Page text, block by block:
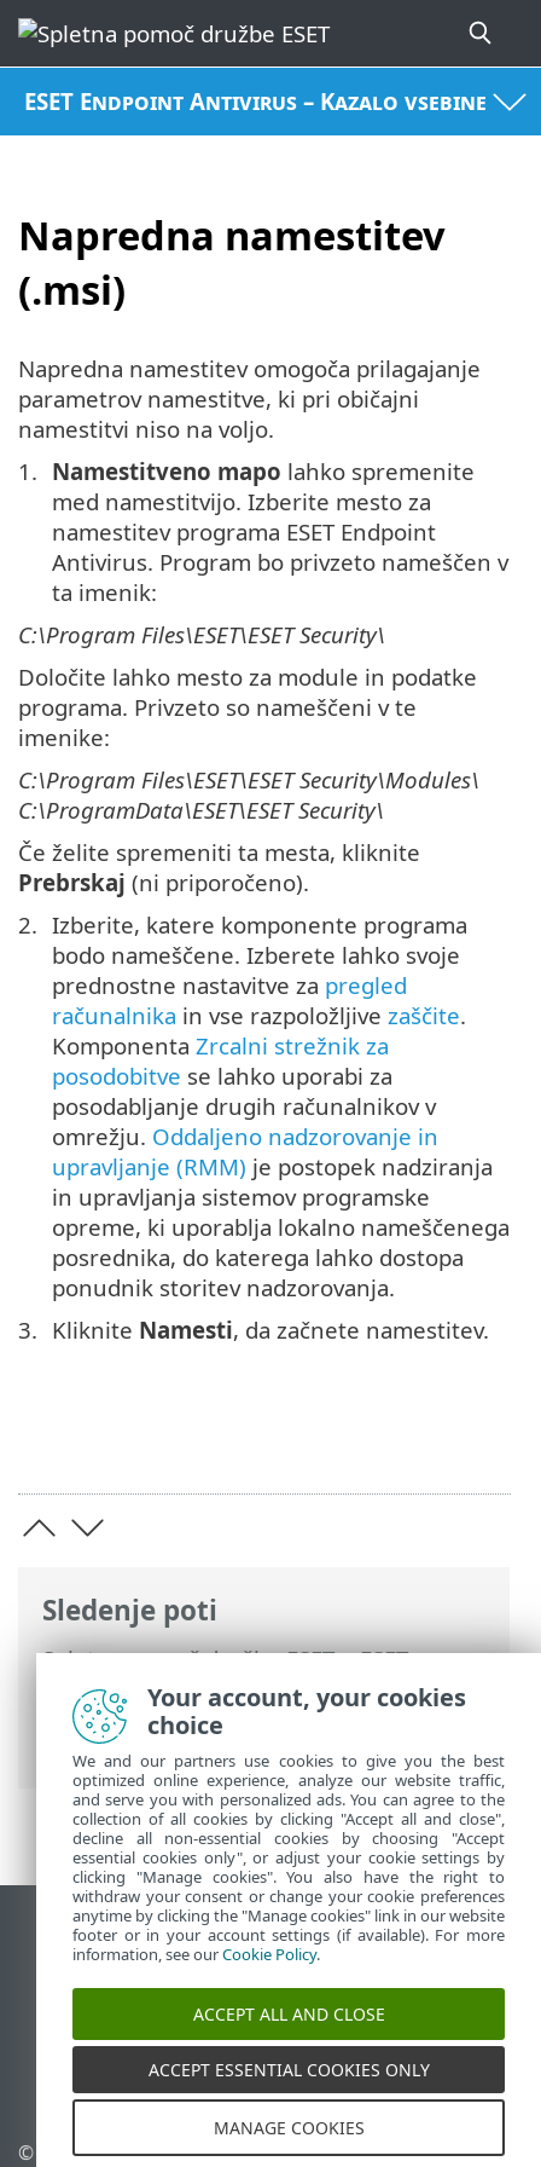
ESET Endpoint Antivirus – Kazalo vsebine
Napredna namestitev
(.msi)
Sledenje poti
Spletna pomoč družbe ESET>ESET
Endpoint Antivirus>
Namestitev/nadgradnja
>Namestitev
(.msi)> Napredna namestitev (.msi)
Napredna namestitev omogoča prilagajanje
parametrov namestitve, ki pri običajni
namestitvi niso na voljo.
Namestitveno mapo lahko spremenite
med namestitvijo. Izberite mesto za
namestitev programa ESET Endpoint
Antivirus. Program bo privzeto nameščen v
ta imenik:
C:\Program Files\ESET\ESET Security\
Določite lahko mesto za module in podatke
programa. Privzeto so nameščeni v te
imenike:
C:\Program Files\ESET\ESET Security\Modules\
C:\ProgramData\ESET\ESET Security\
Če želite spremeniti ta mesta, kliknite
Prebrskaj (ni priporočeno).
Izberite, katere komponente programa
bodo nameščene. Izberete lahko svoje
prednostne nastavitve za pregled
računalnika in vse razpoložljive zaščite.
Komponenta Zrcalni strežnik za
posodobitve se lahko uporabi za
posodabljanje drugih računalnikov v
omrežju. Oddaljeno nadzorovanje in
upravljanje (RMM) je postopek nadziranja
in upravljanja sistemov programske
opreme, ki uporablja lokalno nameščenega
posrednika, do katerega lahko dostopa
ponudnik storitev nadzorovanja.
Kliknite Namesti, da začnete namestitev.
Prikaz mesta na namizju
End of Life
Zbirka znanja družbe ESET
Forum družbe ESET
ESET Status Portal
Podpora v regiji
© 1992 - 2026 ESET, spol. s r.
Upravljanje piškotkov
Your account, your cookies
choice
We and our partners use cookies to give you the best
optimized online experience, analyze our website traffic,
and serve you with personalized ads. You can agree to the
collection of all cookies by clicking "Accept all and close",
decline all non-essential cookies by choosing "Accept
essential cookies only", or adjust your cookie settings by
clicking "Manage cookies". You also have the right to
withdraw your consent or change your cookie preferences
anytime by clicking the "Manage cookies" link in our website
footer or in your account settings (if available). For more
information, see ourCookie Policy.
ACCEPT ALL AND CLOSE
ACCEPT ESSENTIAL COOKIES ONLY
MANAGE COOKIES